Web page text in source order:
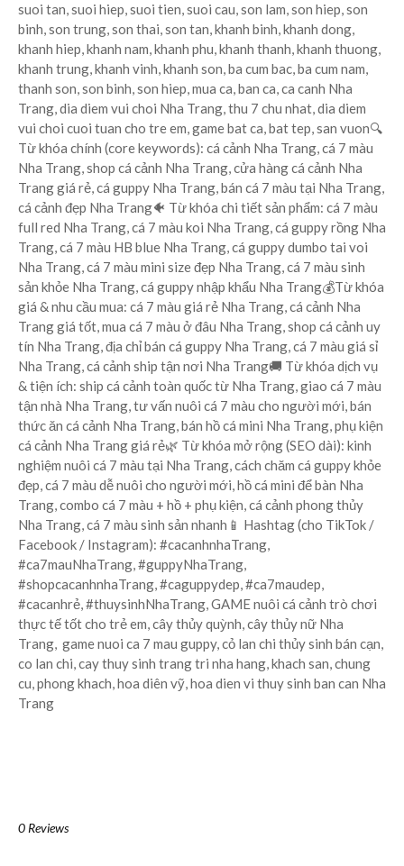
suoi tan, suoi hiep, suoi tien, suoi cau, son lam, son hiep, son
binh, son trung, son thai, son tan, khanh binh, khanh dong,
khanh hiep, khanh nam, khanh phu, khanh thanh, khanh thuong,
khanh trung, khanh vinh, khanh son, ba cum bac, ba cum nam,
thanh son, son binh, son hiep, mua ca, ban ca, ca canh Nha
Trang, dia diem vui choi Nha Trang, thu 7 chu nhat, dia diem
vui choi cuoi tuan cho tre em, game bat ca, bat tep, san vuon🔍
Từ khóa chính (core keywords): cá cảnh Nha Trang, cá 7 màu
Nha Trang, shop cá cảnh Nha Trang, cửa hàng cá cảnh Nha
Trang giá rẻ, cá guppy Nha Trang, bán cá 7 màu tại Nha Trang,
cá cảnh đẹp Nha Trang🐠 Từ khóa chi tiết sản phẩm: cá 7 màu
full red Nha Trang, cá 7 màu koi Nha Trang, cá guppy rồng Nha
Trang, cá 7 màu HB blue Nha Trang, cá guppy dumbo tai voi
Nha Trang, cá 7 màu mini size đẹp Nha Trang, cá 7 màu sinh
sản khỏe Nha Trang, cá guppy nhập khẩu Nha Trang💰Từ khóa
giá & nhu cầu mua: cá 7 màu giá rẻ Nha Trang, cá cảnh Nha
Trang giá tốt, mua cá 7 màu ở đâu Nha Trang, shop cá cảnh uy
tín Nha Trang, địa chỉ bán cá guppy Nha Trang, cá 7 màu giá sỉ
Nha Trang, cá cảnh ship tận nơi Nha Trang🚚 Từ khóa dịch vụ
& tiện ích: ship cá cảnh toàn quốc từ Nha Trang, giao cá 7 màu
tận nhà Nha Trang, tư vấn nuôi cá 7 màu cho người mới, bán
thức ăn cá cảnh Nha Trang, bán hồ cá mini Nha Trang, phụ kiện
cá cảnh Nha Trang giá rẻ🌿 Từ khóa mở rộng (SEO dài): kinh
nghiệm nuôi cá 7 màu tại Nha Trang, cách chăm cá guppy khỏe
đẹp, cá 7 màu dễ nuôi cho người mới, hồ cá mini để bàn Nha
Trang, combo cá 7 màu + hồ + phụ kiện, cá cảnh phong thủy
Nha Trang, cá 7 màu sinh sản nhanh📱 Hashtag (cho TikTok /
Facebook / Instagram): #cacanhnhaTrang,
#ca7mauNhaTrang, #guppyNhaTrang,
#shopcacanhnhaTrang, #caguppydep, #ca7maudep,
#cacanhrẻ, #thuysinhNhaTrang, GAME nuôi cá cảnh trò chơi
thực tế tốt cho trẻ em, cây thủy quỳnh, cây thủy nữ Nha
Trang, game nuoi ca 7 mau guppy, cỏ lan chi thủy sinh bán cạn,
co lan chi, cay thuy sinh trang tri nha hang, khach san, chung
cu, phong khach, hoa diên vỹ, hoa dien vi thuy sinh ban can Nha
Trang
0 Reviews